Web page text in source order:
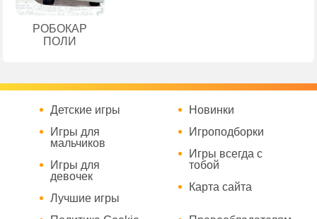
РОБОКАР
ПОЛИ
Детские игры
Игры для
мальчиков
Игры для
девочек
Лучшие игры
Новинки
Игроподборки
Игры всегда с
тобой
Карта сайта